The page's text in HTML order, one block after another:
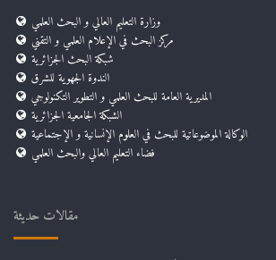
وزارة التعليم العالي و البحث العلمي
مركز البحث في الإعلام العلمي و التقني
شبكة البحث الجزائرية
الندوة الجهوية للشرق
المديرية العامة للبحث العلمي و التطوير التكنولوجي
الشبكة الجامعية الجزائرية
الوكالة الموضوعاتية للبحث في العلوم الإنسانية و الإجتماعية
فضاء التعليم العالي والبحث العلمي
مقالات حديثة